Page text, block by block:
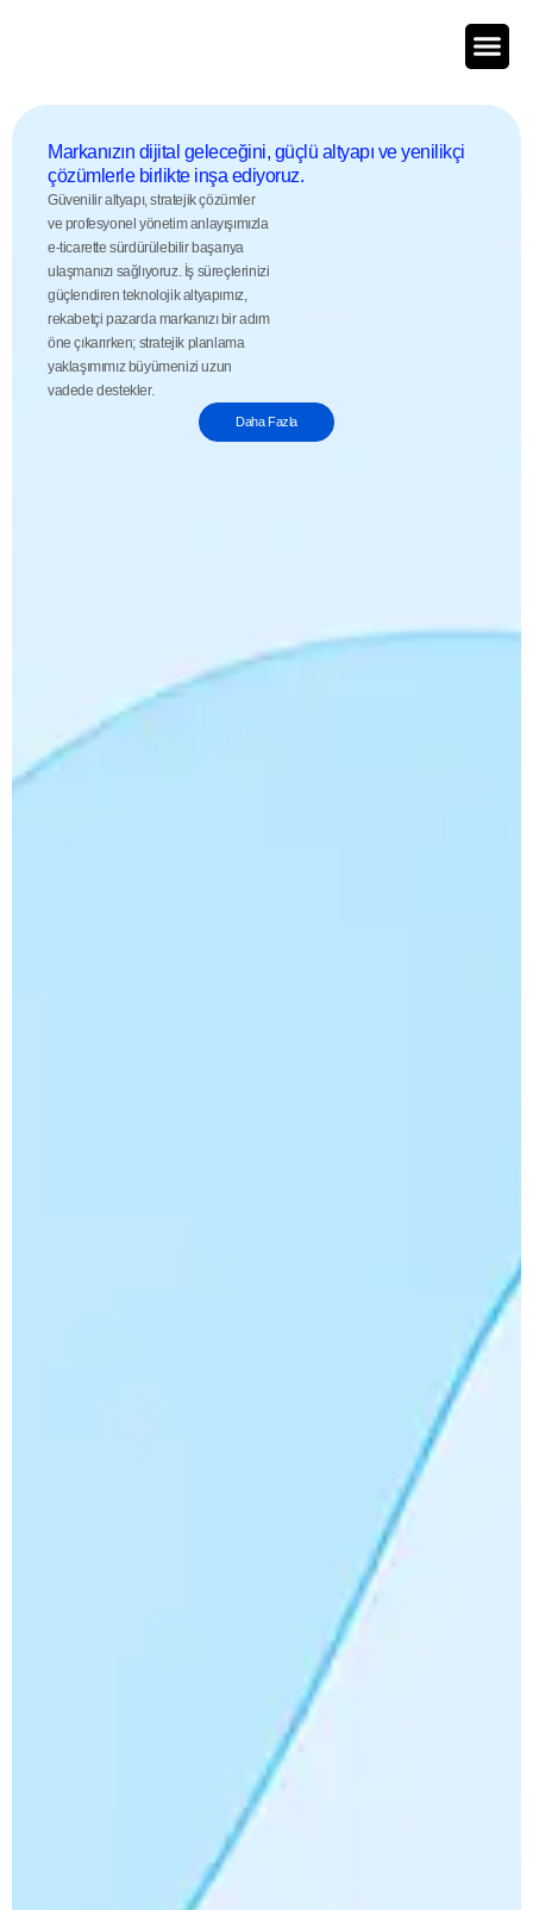
Markanızın dijital geleceğini, güçlü altyapı ve yenilikçi
çözümlerle birlikte inşa ediyoruz.
Güvenilir altyapı, stratejik çözümler
ve profesyonel yönetim anlayışımızla
e-ticarette sürdürülebilir başarıya
ulaşmanızı sağlıyoruz. İş süreçlerinizi
güçlendiren teknolojik altyapımız,
rekabetçi pazarda markanızı bir adım
öne çıkarırken; stratejik planlama
yaklaşımımız büyümenizi uzun
vadede destekler.
Daha Fazla